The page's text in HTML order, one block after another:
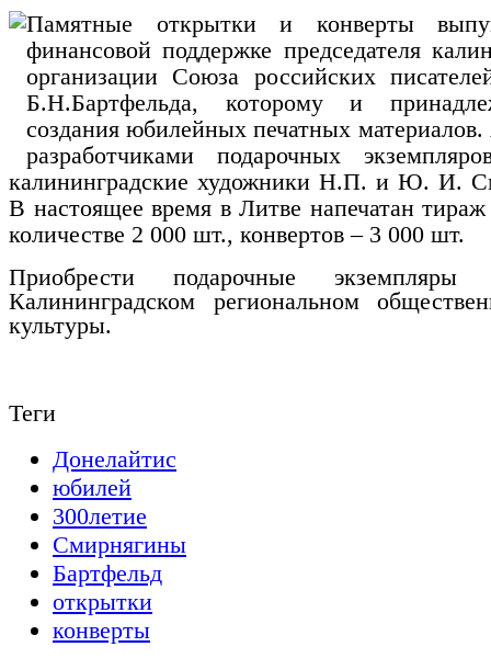
Памятные открытки и конверты
финансовой поддержке председателя
организации Союза российских
Б.Н.Бартфельда, которому и
создания юбилейных печатных материалов.
разработчиками подарочных
калининградские художники Н.П. и Ю. И.
В настоящее время в Литве напечатан
количестве 2 000 шт., конвертов – 3 000 шт.
Приобрести подарочные
Калининградском региональном
культуры.
Теги
Донелайтис
юбилей
300летие
Смирнягины
Бартфельд
открытки
конверты